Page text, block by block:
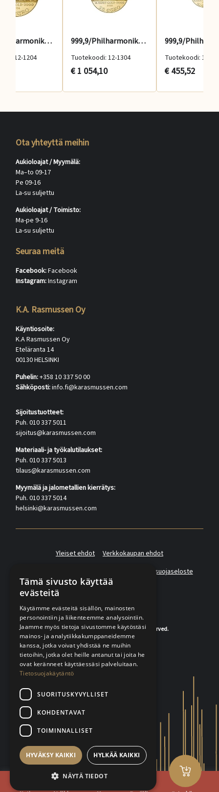
999,9/Philharmoniker 1/2 oz 2026
12-1204
999,9/Philharmoniker 1/4 oz
Tuotekoodi: 12-1304
€ 1 054,10
Tuotekoodi: 12-
€ 455,52
Ota yhteyttä meihin
Aukioloajat / Myymälä:
Ma–to 09-17
Pe 09-16
La-su suljettu
Aukioloajat / Toimisto:
Ma-pe 9-16
La-su suljettu
Seuraa meitä
Facebook:Facebook
Instagram:Instagram
K.A. Rasmussen Oy
Käyntiosoite:
K.A Rasmussen Oy
Eteläranta 14
00130 HELSINKI
Puhelin:+358 10 337 50 00
Sähköposti:info.fi@karasmussen.com
Sijoitustuotteet:
Puh. 010 337 5011
sijoitus@karasmussen.com
Materiaali- ja työkalutilaukset:
Puh. 010 337 5013
tilaus@karasmussen.com
Myymälä ja jalometallien kierrätys:
Puh. 010 337 5014
helsinki@karasmussen.com
Yleiset ehdot
Verkkokaupan ehdot
Asiakas- ja suoramarkkinointirekisterin tietosuojaseloste
© 2020-2026 K.A.Rasmussen. All rights reserved.
Tämä sivusto käyttää
evästeitä
Käytämme evästeitä sisällön, mainosten
personointiin ja liikenteemme analysointiin.
Jaamme myös tietoja sivustomme käytöstäsi
mainos- ja analytiikkakumppaneidemme
kanssa, jotka voivat yhdistää ne muihin
tietoihin, jotka olet heille antanut tai joita he
ovat keränneet käyttäessäsi palveluitaan.
Tietosuojakäytäntö
SUORITUSKYVYLLISET
KOHDENTAVAT
TOIMINNALLISET
HYVÄKSY KAIKKI HYLKÄÄ KAIKKI
NÄYTÄ TIEDOT